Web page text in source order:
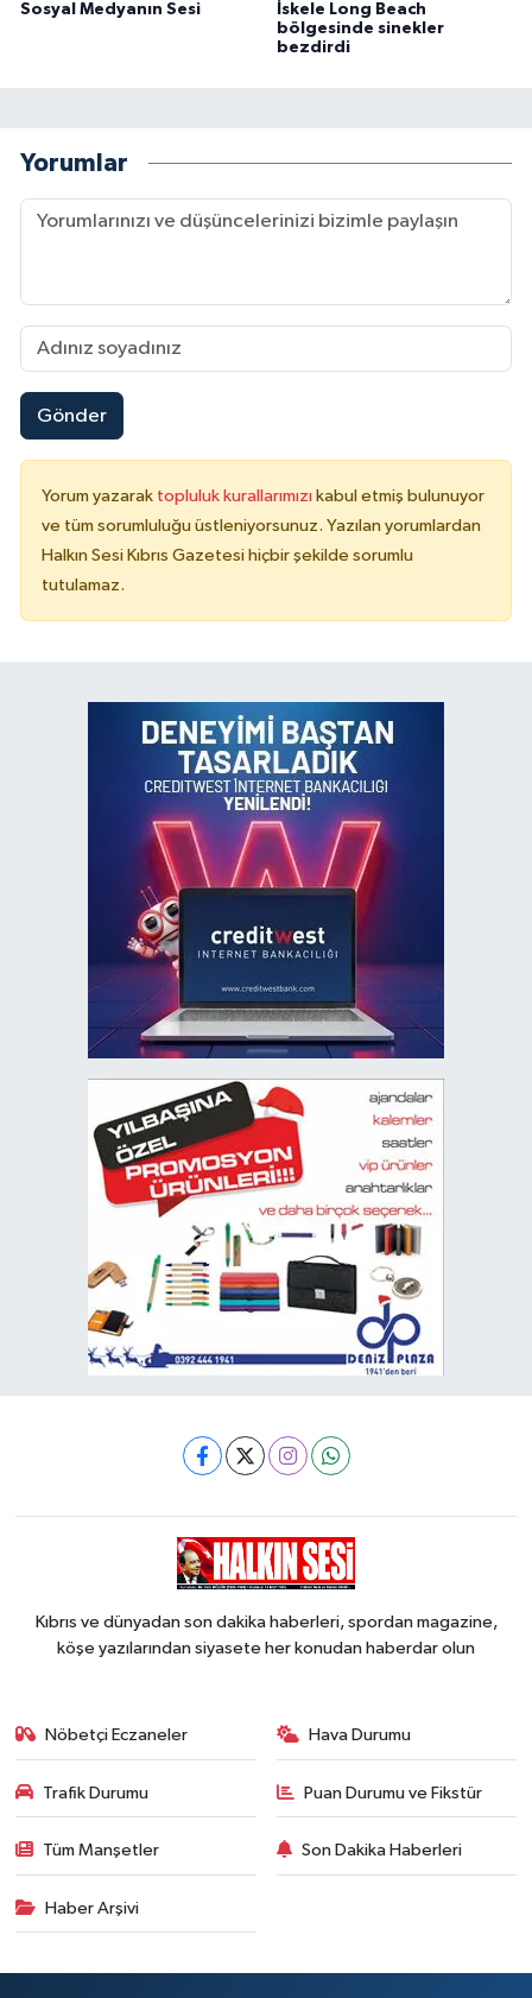
Sosyal Medyanın Sesi
İskele Long Beach
bölgesinde sinekler
bezdirdi
Yorumlar
Gönder
Yorum yazarak topluluk kurallarımızı kabul etmiş bulunuyor
ve tüm sorumluluğu üstleniyorsunuz. Yazılan yorumlardan
Halkın Sesi Kıbrıs Gazetesi hiçbir şekilde sorumlu
tutulamaz.
Kıbrıs ve dünyadan son dakika haberleri, spordan magazine,
köşe yazılarından siyasete her konudan haberdar olun
Nöbetçi Eczaneler Hava Durumu
Trafik Durumu Puan Durumu ve Fikstür
Tüm Manşetler Son Dakika Haberleri
Haber Arşivi